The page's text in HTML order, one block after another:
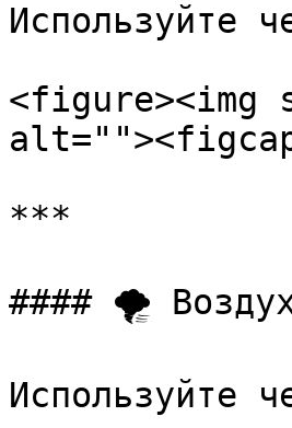
Используйте
<figure><img
***
#### 🌪
Используйте